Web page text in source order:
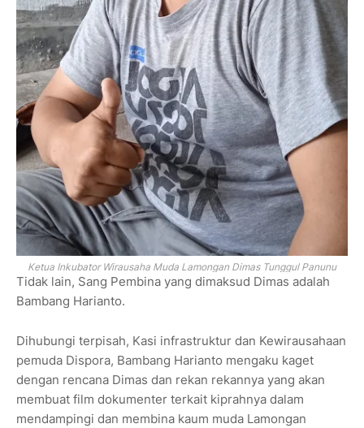
Ketua Inkubator Wirausaha Muda Lamongan Dimas Tunggul Panunu
Tidak lain, Sang Pembina yang dimaksud Dimas adalah
Bambang Harianto.
Dihubungi terpisah, Kasi infrastruktur dan Kewirausahaan
pemuda Dispora, Bambang Harianto mengaku kaget
dengan rencana Dimas dan rekan rekannya yang akan
membuat film dokumenter terkait kiprahnya dalam
mendampingi dan membina kaum muda Lamongan